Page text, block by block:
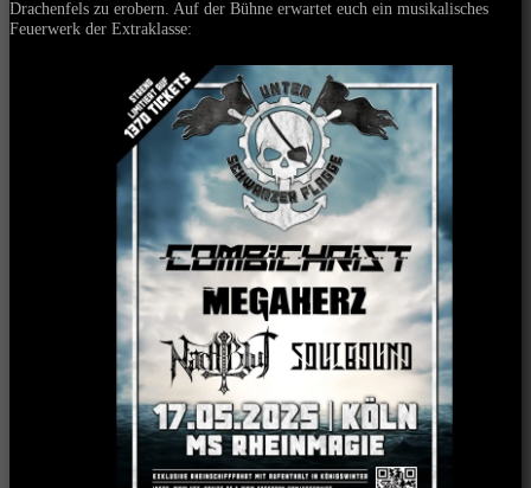
Drachenfels zu erobern. Auf der Bühne erwartet euch ein musikalisches
Feuerwerk der Extraklasse: